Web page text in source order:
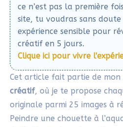
ce n’est pas la première
site, tu voudras sans
expérience sensible pour
créatif en 5 jours.
Clique ici pour vivre
Cet article fait partie de mon
créatif, où je te propose
originale parmi 25 images à
Peindre une chouette à